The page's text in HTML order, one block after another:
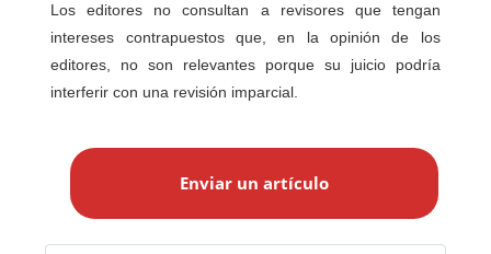
Los editores no consultan a revisores que tengan
intereses contrapuestos que, en la opinión de los
editores, no son relevantes porque su juicio podría
interferir con una revisión imparcial.
a
Enviar un artículo